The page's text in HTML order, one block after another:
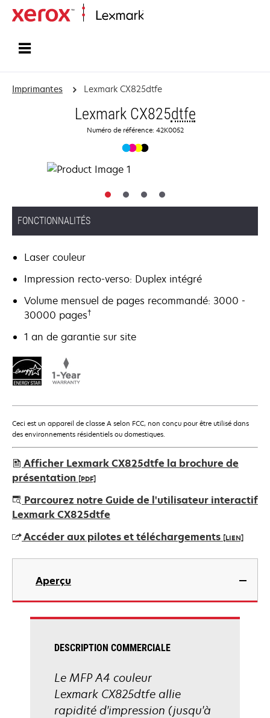
Imprimantes Lexmark CX825dtfe
Lexmark CX825dtfe
Numéro de référence: 42K0052
FONCTIONNALITÉS
Laser couleur
Impression recto-verso: Duplex intégré
Volume mensuel de pages recommandé: 3000 -
30000 pages†
1 an de garantie sur site
Ceci est un appareil de classe A selon FCC, non conçu pour être utilisé dans
des environnements résidentiels ou domestiques.
Afficher Lexmark CX825dtfe la brochure de
présentation [PDF]
s’ouvre
dans
nouvel
onglet
Parcourez notre Guide de l'utilisateur interactif
Lexmark CX825dtfe
Accéder aux pilotes et téléchargements [LIEN]
s’ouvre
nouvel
onglet
Aperçu
DESCRIPTION COMMERCIALE
Le MFP A4 couleur
Lexmark CX825dtfe allie
rapidité d'impression (jusqu'à